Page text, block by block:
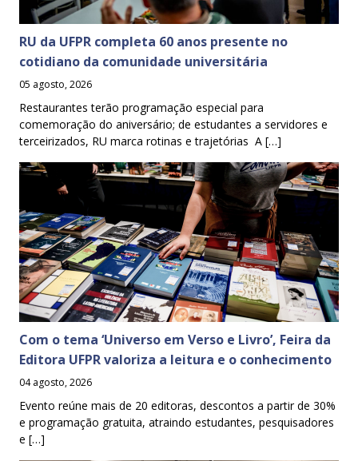
RU da UFPR completa 60 anos presente no
cotidiano da comunidade universitária
05 agosto, 2026
Restaurantes terão programação especial para
comemoração do aniversário; de estudantes a servidores e
terceirizados, RU marca rotinas e trajetórias A […]
Com o tema ‘Universo em Verso e Livro’, Feira da
Editora UFPR valoriza a leitura e o conhecimento
04 agosto, 2026
Evento reúne mais de 20 editoras, descontos a partir de 30%
e programação gratuita, atraindo estudantes, pesquisadores
e […]